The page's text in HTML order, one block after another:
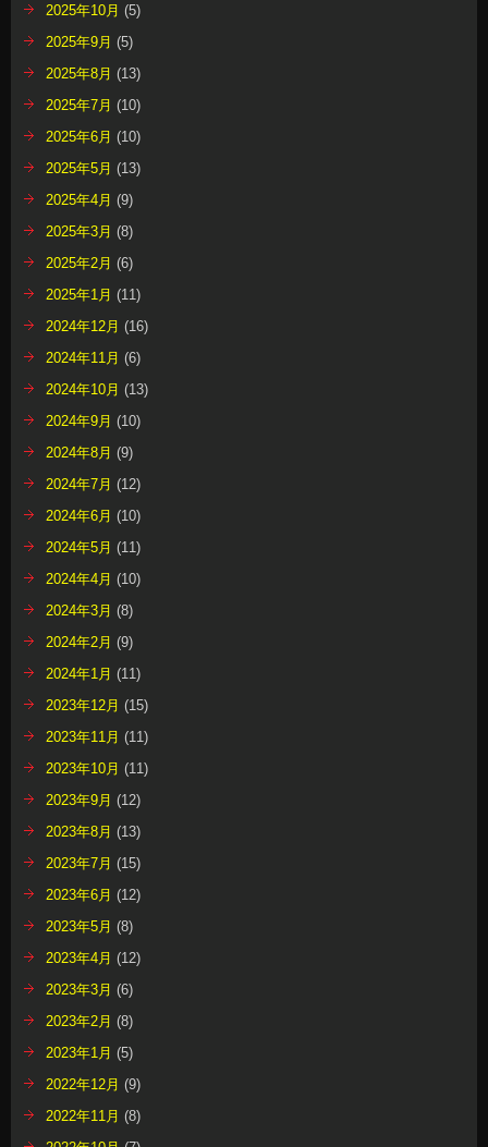
2025年10月 (5)
2025年9月 (5)
2025年8月 (13)
2025年7月 (10)
2025年6月 (10)
2025年5月 (13)
2025年4月 (9)
2025年3月 (8)
2025年2月 (6)
2025年1月 (11)
2024年12月 (16)
2024年11月 (6)
2024年10月 (13)
2024年9月 (10)
2024年8月 (9)
2024年7月 (12)
2024年6月 (10)
2024年5月 (11)
2024年4月 (10)
2024年3月 (8)
2024年2月 (9)
2024年1月 (11)
2023年12月 (15)
2023年11月 (11)
2023年10月 (11)
2023年9月 (12)
2023年8月 (13)
2023年7月 (15)
2023年6月 (12)
2023年5月 (8)
2023年4月 (12)
2023年3月 (6)
2023年2月 (8)
2023年1月 (5)
2022年12月 (9)
2022年11月 (8)